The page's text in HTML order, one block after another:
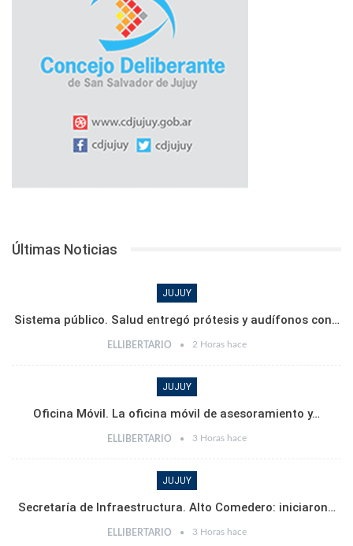
Últimas Noticias
JUJUY
Sistema público. Salud entregó prótesis y audífonos con…
ELLIBERTARIO 2 Horas hace
JUJUY
Oficina Móvil. La oficina móvil de asesoramiento y…
ELLIBERTARIO 3 Horas hace
JUJUY
Secretaría de Infraestructura. Alto Comedero: iniciaron…
ELLIBERTARIO 3 Horas hace